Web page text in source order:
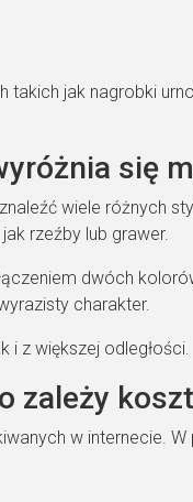
jak nagrobki
się
wiele różnych
rzeźby lub grawer.
dwóch
charakter.
i z większej odległości.
zależy
w internecie.